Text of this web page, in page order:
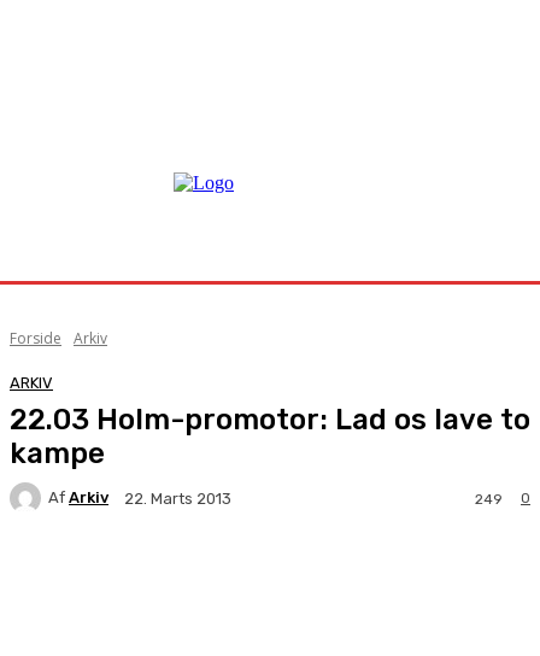
Forside Arkiv
ARKIV
22.03 Holm-promotor: Lad os lave to
kampe
Af Arkiv 22. Marts 2013 0
249